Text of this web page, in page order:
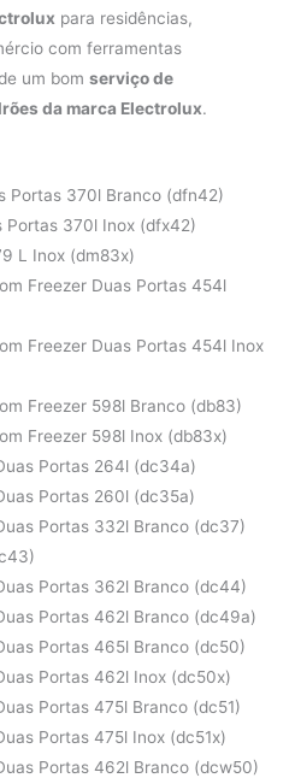
para residências,
com ferramentas
um bomserviço de
da marca Electrolux.
Portas 370l Branco (dfn42)
Portas 370l Inox (dfx42)
L Inox (dm83x)
Freezer Duas Portas 454l
Freezer Duas Portas 454l Inox
Freezer 598l Branco (db83)
Freezer 598l Inox (db83x)
Portas 264l (dc34a)
Portas 260l (dc35a)
Portas 332l Branco (dc37)
Portas 362l Branco (dc44)
Portas 462l Branco (dc49a)
Portas 465l Branco (dc50)
Portas 462l Inox (dc50x)
Portas 475l Branco (dc51)
Portas 475l Inox (dc51x)
Portas 462l Branco (dcw50)